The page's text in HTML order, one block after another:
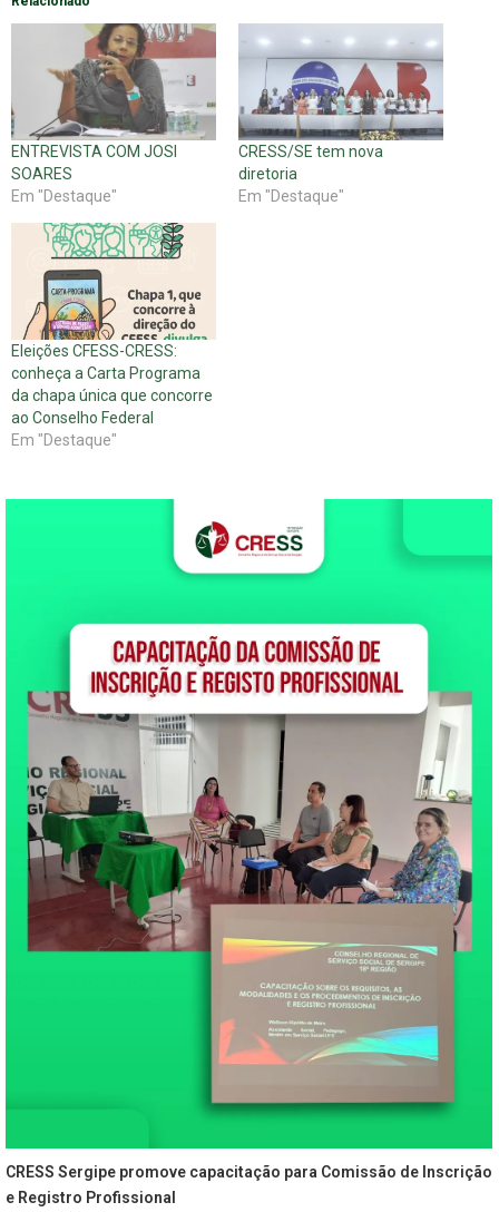
ENTREVISTA COM JOSI
SOARES
Em "Destaque"
CRESS/SE tem nova
diretoria
Em "Destaque"
Eleições CFESS-CRESS:
conheça a Carta Programa
da chapa única que concorre
ao Conselho Federal
Em "Destaque"
CRESS Sergipe promove capacitação para Comissão de Inscrição
e Registro Profissional